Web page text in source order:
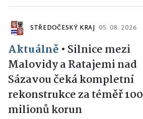
STŘEDOČESKÝ KRAJ 05. 08. 2026
Aktuálně • Silnice mezi
Malovidy a Ratajemi nad
Sázavou čeká kompletní
rekonstrukce za téměř 100
milionů korun